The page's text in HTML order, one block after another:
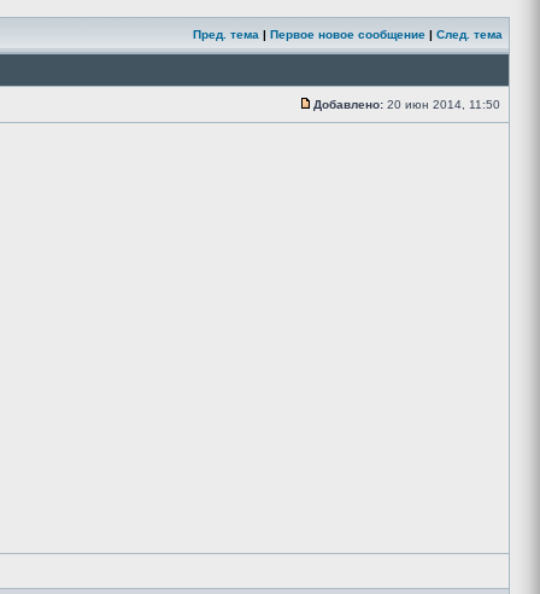
Пред. тема | Первое новое сообщение | След. тема
Добавлено: 20 июн 2014, 11:50